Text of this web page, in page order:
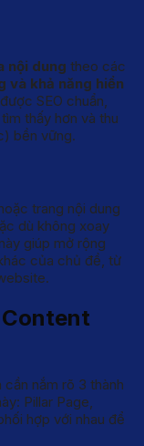
nội dung theo các
và khả năng hiển
SEO chuẩn,
thấy hơn và thu
bền vững.
trang nội dung
dù không xoay
giúp mở rộng
của chủ đề, từ
cần nắm rõ 3 thành
Pillar Page,
hợp với nhau để